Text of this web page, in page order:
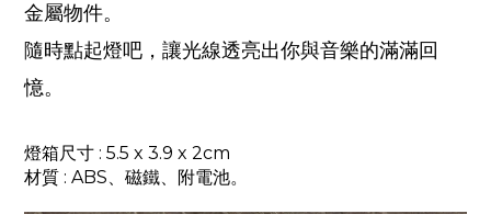
金屬物件。
隨時點起燈吧，讓光線透亮出你與音樂的滿滿回
憶。
燈箱尺寸 : 5.5 x 3.9 x 2cm
材質 : ABS、磁鐵、附電池。